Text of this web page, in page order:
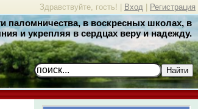
Здравствуйте, гость! | Вход Регистрация
паломничества, в воскресных школах, в
и укрепляя в сердцах веру и надежду.
Найти